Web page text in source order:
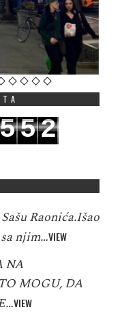
52
Raonića.Išao
njim…VIEW
NA
MOGU, DA
VIEW